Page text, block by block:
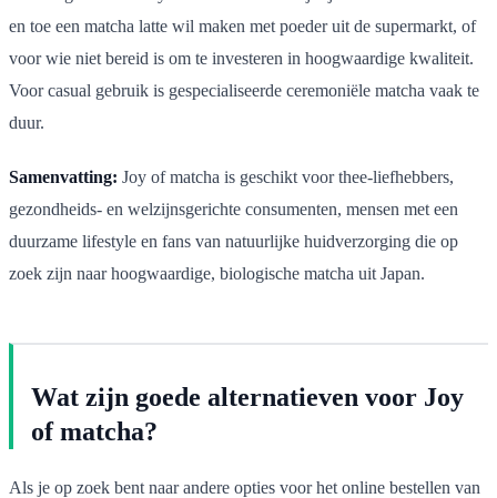
en toe een matcha latte wil maken met poeder uit de supermarkt, of
voor wie niet bereid is om te investeren in hoogwaardige kwaliteit.
Voor casual gebruik is gespecialiseerde ceremoniële matcha vaak te
duur.
Samenvatting: Joy of matcha is geschikt voor thee-liefhebbers,
gezondheids- en welzijnsgerichte consumenten, mensen met een
duurzame lifestyle en fans van natuurlijke huidverzorging die op
zoek zijn naar hoogwaardige, biologische matcha uit Japan.
Wat zijn goede alternatieven voor Joy
of matcha?
Als je op zoek bent naar andere opties voor het online bestellen van